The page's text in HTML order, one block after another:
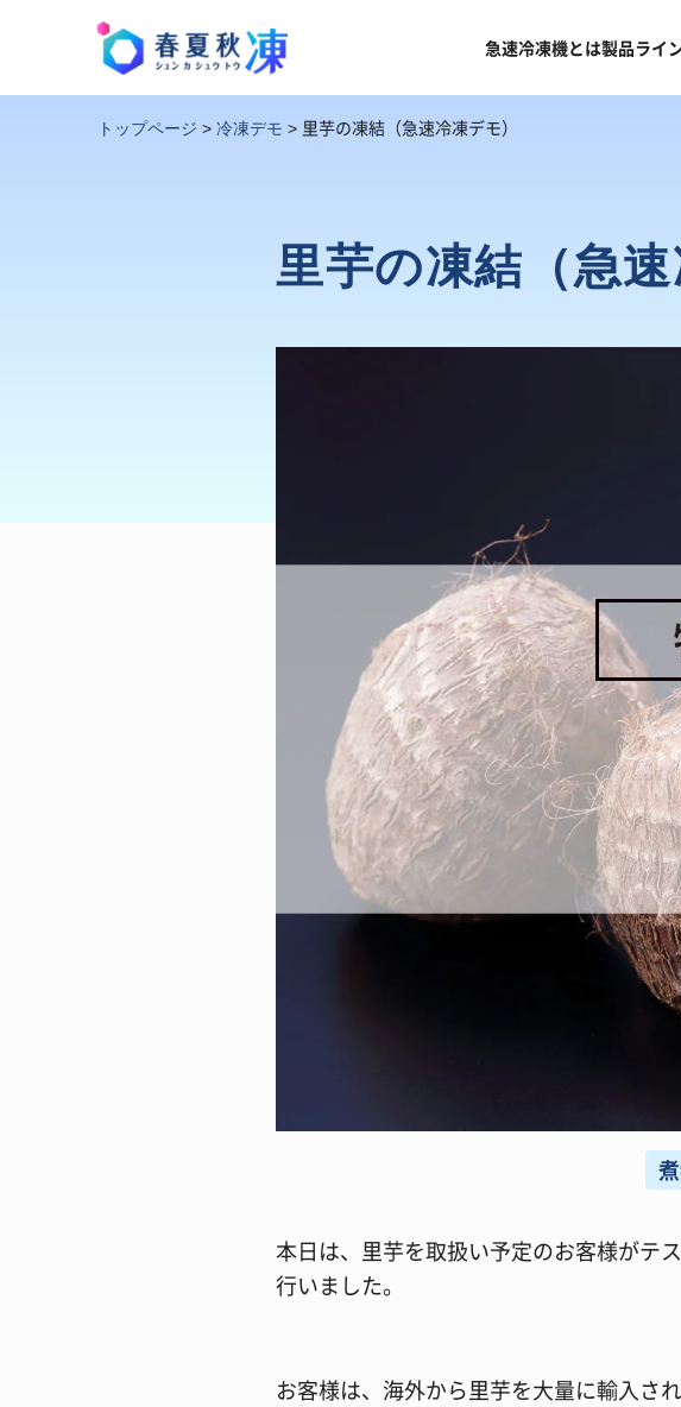
急速冷凍機とは製品ライ
トップページ > 冷凍デモ > 里芋の凍結（急速冷凍デモ）
里芋の凍結（急速
本日は、里芋を取扱い予定のお客様がテ
行いました。
お客様は、海外から里芋を大量に輸入さ